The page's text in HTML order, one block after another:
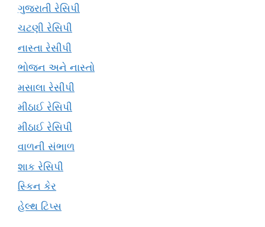
ગુજરાતી રેસિપી
ચટણી રેસિપી
નાસ્તા રેસીપી
ભોજન અને નાસ્તો
મસાલા રેસીપી
મીઠાઈ રેસિપી
મીઠાઈ રેસિપી
વાળની સંભાળ
શાક રેસિપી
સ્કિન કેર
હેલ્થ ટિપ્સ